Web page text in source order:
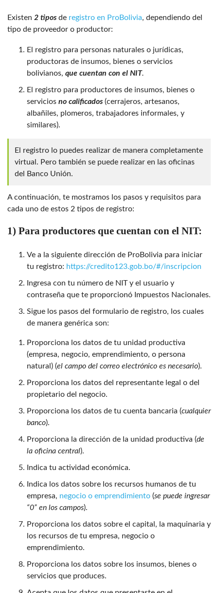
Existen 2 tipos de registro en ProBolivia, dependiendo del
tipo de proveedor o productor:
El registro para personas naturales o jurídicas,
productoras de insumos, bienes o servicios
bolivianos, que cuentan con el NIT.
El registro para productores de insumos, bienes o
servicios no calificados (cerrajeros, artesanos,
albañiles, plomeros, trabajadores informales, y
similares).
El registro lo puedes realizar de manera completamente
virtual. Pero también se puede realizar en las oficinas
del Banco Unión.
A continuación, te mostramos los pasos y requisitos para
cada uno de estos 2 tipos de registro:
1) Para productores que cuentan con el NIT:
Ve a la siguiente dirección de ProBolivia para iniciar
tu registro: https://credito123.gob.bo/#/inscripcion
Ingresa con tu número de NIT y el usuario y
contraseña que te proporcionó Impuestos Nacionales.
Sigue los pasos del formulario de registro, los cuales
de manera genérica son:
Proporciona los datos de tu unidad productiva
(empresa, negocio, emprendimiento, o persona
natural) (el campo del correo electrónico es necesario).
Proporciona los datos del representante legal o del
propietario del negocio.
Proporciona los datos de tu cuenta bancaria (cualquier
banco).
Proporciona la dirección de la unidad productiva (de
la oficina central).
Indica tu actividad económica.
Indica los datos sobre los recursos humanos de tu
empresa, negocio o emprendimiento (se puede ingresar
“0” en los campos).
Proporciona los datos sobre el capital, la maquinaria y
los recursos de tu empresa, negocio o
emprendimiento.
Proporciona los datos sobre los insumos, bienes o
servicios que produces.